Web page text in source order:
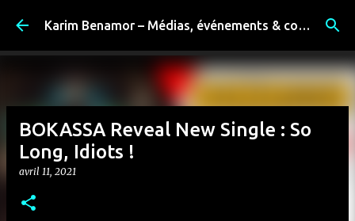
Accéder au contenu principal Karim Benamor – Médias, événements & coulisses
BOKASSA Reveal New Single : So
Long, Idiots !
avril 11, 2021